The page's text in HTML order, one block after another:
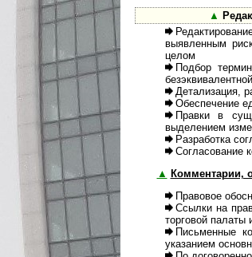
▲
выявленным
целом
Подбор
Детализация,
Обеспечение
Правки в
выделением
Разработка
Согласование
▲ Комментарии,
Правовое
Ссылки на
торговой палаты
Письменные
указанием